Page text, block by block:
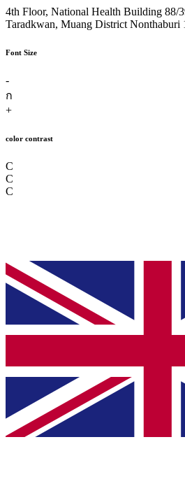
4th Floor, National Health Building 88/
Taradkwan, Muang District Nonthaburi
Font Size
-
ก
+
color contrast
C
C
C